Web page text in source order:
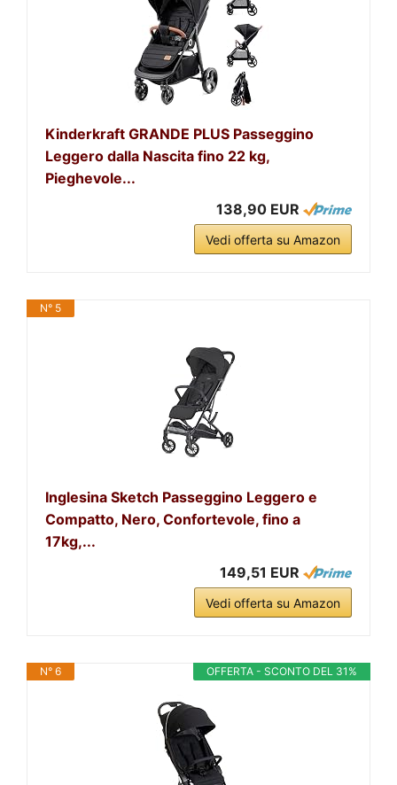
Kinderkraft GRANDE PLUS Passeggino
Leggero dalla Nascita fino 22 kg,
Pieghevole...
138,90 EUR
Vedi offerta su Amazon
N° 5
Inglesina Sketch Passeggino Leggero e
Compatto, Nero, Confortevole, fino a
17kg,...
149,51 EUR
Vedi offerta su Amazon
OFFERTA - SCONTO DEL 31%
N° 6